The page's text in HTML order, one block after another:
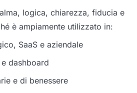
logica, chiarezza, fiducia e
è ampiamente utilizzato in:
SaaS e aziendale
dashboard
e di benessere